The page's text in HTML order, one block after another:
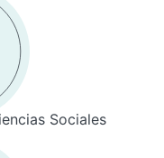
Sociales